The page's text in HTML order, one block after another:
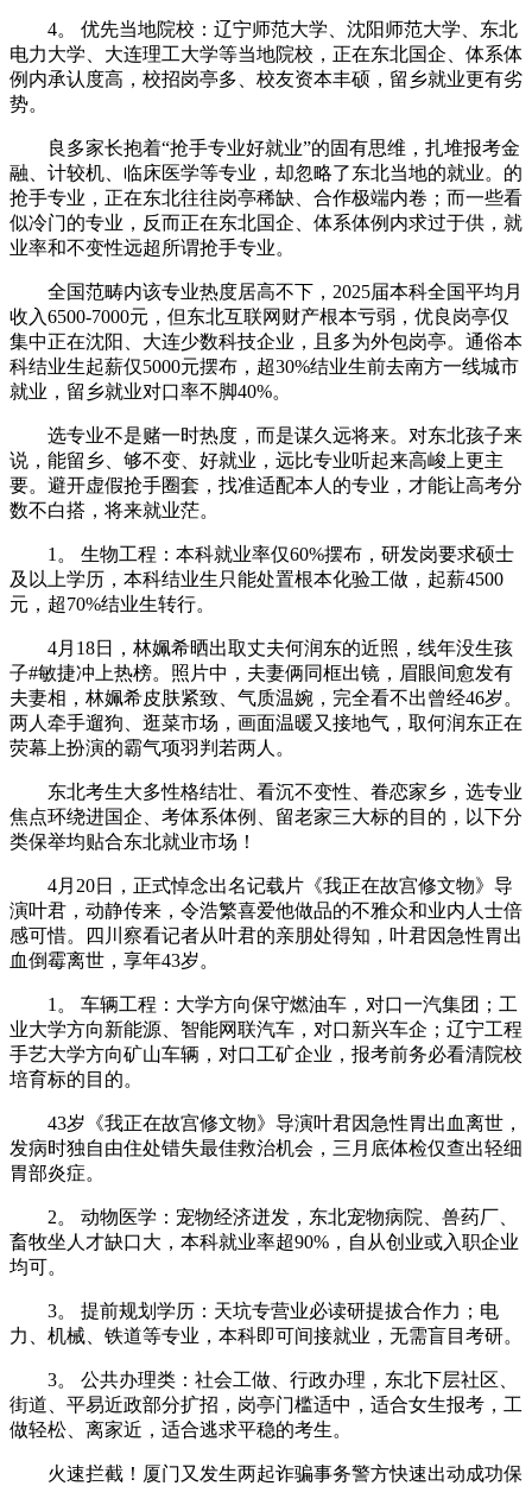
4。 优先当地院校：辽宁师范大学、沈阳师范大学、东北
电力大学、大连理工大学等当地院校，正在东北国企、体系体
例内承认度高，校招岗亭多、校友资本丰硕，留乡就业更有劣
势。
良多家长抱着“抢手专业好就业”的固有思维，扎堆报考金
融、计较机、临床医学等专业，却忽略了东北当地的就业。的
抢手专业，正在东北往往岗亭稀缺、合作极端内卷；而一些看
似冷门的专业，反而正在东北国企、体系体例内求过于供，就
业率和不变性远超所谓抢手专业。
全国范畴内该专业热度居高不下，2025届本科全国平均月
收入6500-7000元，但东北互联网财产根本亏弱，优良岗亭仅
集中正在沈阳、大连少数科技企业，且多为外包岗亭。通俗本
科结业生起薪仅5000元摆布，超30%结业生前去南方一线城市
就业，留乡就业对口率不脚40%。
选专业不是赌一时热度，而是谋久远将来。对东北孩子来
说，能留乡、够不变、好就业，远比专业听起来高峻上更主
要。避开虚假抢手圈套，找准适配本人的专业，才能让高考分
数不白搭，将来就业茫。
1。 生物工程：本科就业率仅60%摆布，研发岗要求硕士
及以上学历，本科结业生只能处置根本化验工做，起薪4500
元，超70%结业生转行。
4月18日，林姵希晒出取丈夫何润东的近照，线年没生孩
子#敏捷冲上热榜。照片中，夫妻俩同框出镜，眉眼间愈发有
夫妻相，林姵希皮肤紧致、气质温婉，完全看不出曾经46岁。
两人牵手遛狗、逛菜市场，画面温暖又接地气，取何润东正在
荧幕上扮演的霸气项羽判若两人。
东北考生大多性格结壮、看沉不变性、眷恋家乡，选专业
焦点环绕进国企、考体系体例、留老家三大标的目的，以下分
类保举均贴合东北就业市场！
4月20日，正式悼念出名记载片《我正在故宫修文物》导
演叶君，动静传来，令浩繁喜爱他做品的不雅众和业内人士倍
感可惜。四川察看记者从叶君的亲朋处得知，叶君因急性胃出
血倒霉离世，享年43岁。
1。 车辆工程：大学方向保守燃油车，对口一汽集团；工
业大学方向新能源、智能网联汽车，对口新兴车企；辽宁工程
手艺大学方向矿山车辆，对口工矿企业，报考前务必看清院校
培育标的目的。
43岁《我正在故宫修文物》导演叶君因急性胃出血离世，
发病时独自由住处错失最佳救治机会，三月底体检仅查出轻细
胃部炎症。
2。 动物医学：宠物经济迸发，东北宠物病院、兽药厂、
畜牧坐人才缺口大，本科就业率超90%，自从创业或入职企业
均可。
3。 提前规划学历：天坑专营业必读研提拔合作力；电
力、机械、铁道等专业，本科即可间接就业，无需盲目考研。
3。 公共办理类：社会工做、行政办理，东北下层社区、
街道、平易近政部分扩招，岗亭门槛适中，适合女生报考，工
做轻松、离家近，适合逃求平稳的考生。
火速拦截！厦门又发生两起诈骗事务警方快速出动成功保